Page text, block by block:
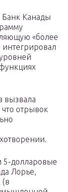
Банк Канады
«более
интегрировал
вызвала
отрывок
долларовые
Лорье,
(в